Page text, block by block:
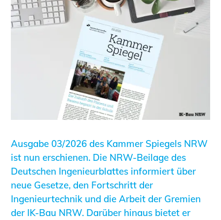
Mitgliedschaft
Veranstaltungsformate
Unsere Publikationen
Informationen für Fortbildungsträger
Anträge, Anzeigen, Formulare
Fortbildung/Seminare
Informationen für Ingenieurinnen
und Ingenieure
Planungswettbewerbe
Publikationen
Stellenbörse
Staatlich anerkannte Sachverständige
Öffentlich bestellte und vereidigte
Sachverständige
Ausgabe 03/2026 des Kammer Spiegels NRW
ist nun erschienen. Die NRW-Beilage des
Deutschen Ingenieurblattes informiert über
neue Gesetze, den Fortschritt der
Ingenieurtechnik und die Arbeit der Gremien
der IK-Bau NRW. Darüber hinaus bietet er